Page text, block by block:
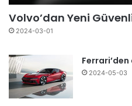
Volvo’dan Yeni
2024-03-01
2024-05-03